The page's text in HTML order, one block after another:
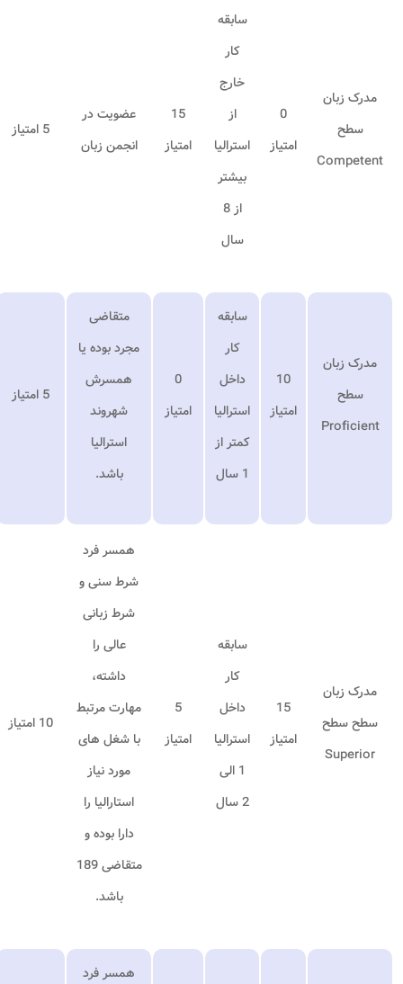
مدرک زبان
سطح
Competent
0
امتیاز
سابقه
کار
خارج
از
استرالیا
بیشتر
از 8
سال
15
امتیاز
عضویت در
انجمن زبان
5 امتیاز
مدرک زبان
سطح
Proficient
10
امتیاز
سابقه
کار
داخل
استرالیا
کمتر از
1 سال
0
امتیاز
متقاضی
مجرد بوده یا
همسرش
شهروند
استرالیا
باشد.
5 امتیاز
مدرک زبان
سطح سطح
Superior
15
امتیاز
سابقه
کار
داخل
استرالیا
1 الی
2 سال
5
امتیاز
همسر فرد
شرط سنی و
شرط زبانی
عالی را
داشته،
مهارت مرتبط
با شغل های
مورد نیاز
استارالیا را
دارا بوده و
متقاضی 189
باشد.
10 امتیاز
همسر فرد